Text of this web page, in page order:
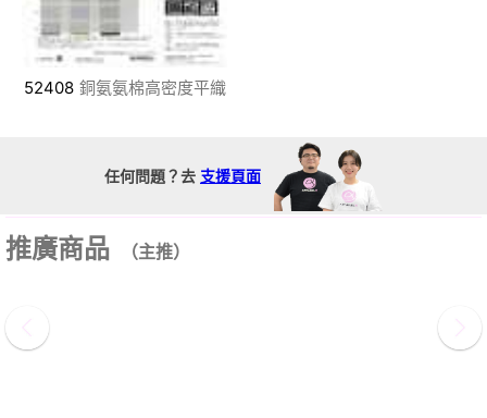
52408 銅氨氨棉高密度平織
任何問題？去 支援頁面
推廣商品 （主推）